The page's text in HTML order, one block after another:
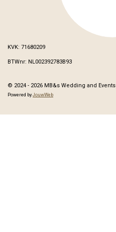
KVK: 71680209
BTWnr: NL002392783B93
© 2024 - 2026 MB&s Wedding and Events
Powered by JouwWeb